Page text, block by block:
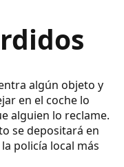
algún objeto y
en el coche lo
alguien lo reclame.
se depositará en
policía local más